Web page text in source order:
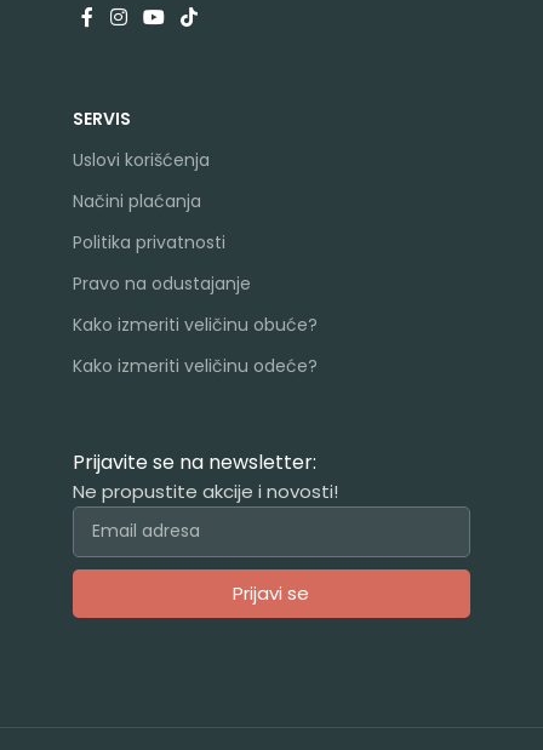
SERVIS
Uslovi korišćenja
Načini plaćanja
Politika privatnosti
Pravo na odustajanje
Kako izmeriti veličinu obuće?
Kako izmeriti veličinu odeće?
Prijavite se na newsletter:
Ne propustite akcije i novosti!
Prijavi se